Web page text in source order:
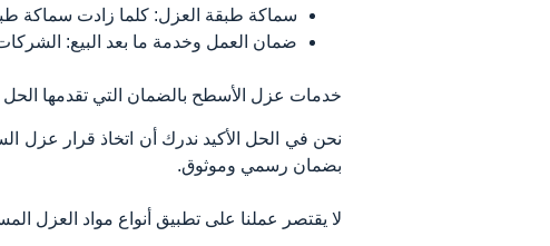
سماكة طبقة العزل: كلما زادت سماكة
ضمان العمل وخدمة ما بعد البيع:
خدمات عزل الأسطح بالضمان التي تقدمها الحل
نحن في الحل الأكيد ندرك أن اتخاذ قرار
بضمان رسمي وموثوق.
لا يقتصر عملنا على تطبيق أنواع مواد العزل